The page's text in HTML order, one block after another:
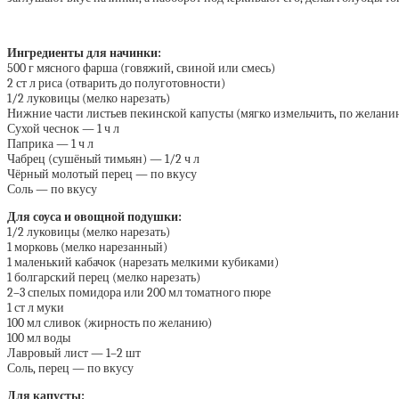
Ингредиенты для начинки:
500 г мясного фарша (говяжий, свиной или смесь)
2 ст л риса (отварить до полуготовности)
1/2 луковицы (мелко нарезать)
Нижние части листьев пекинской капусты (мягко измельчить, по
Сухой чеснок — 1 ч л
Паприка — 1 ч л
Чабрец (сушёный тимьян) — 1/2 ч л
Чёрный молотый перец — по вкусу
Соль — по вкусу
Для соуса и овощной подушки:
1/2 луковицы (мелко нарезать)
1 морковь (мелко нарезанный)
1 маленький кабачок (нарезать мелкими кубиками)
1 болгарский перец (мелко нарезать)
2–3 спелых помидора или 200 мл томатного пюре
1 ст л муки
100 мл сливок (жирность по желанию)
100 мл воды
Лавровый лист — 1–2 шт
Соль, перец — по вкусу
Для капусты: